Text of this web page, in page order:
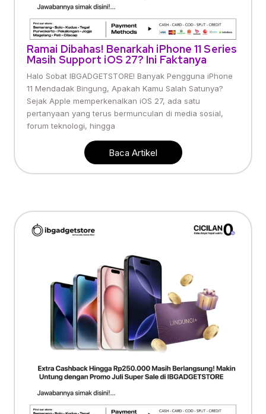
Ramai Dibahas! Benarkah iPhone 11 Series
Masih Support iOS 27? Ini Faktanya
Halo Sobat IBGADGETSTORE! Banyak Pengguna iPhone
11 Mendadak Bingung, Apakah Kamu Salah Satunya?
Sejak Apple memperkenalkan iOS 27, ada satu
pertanyaan yang terus bermunculan di media sosial,
forum teknologi, hingga
Baca Artikel